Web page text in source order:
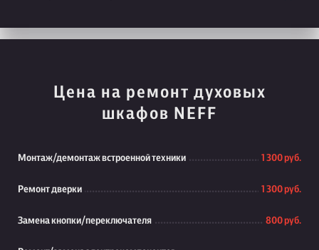
Цена на ремонт духовых
шкафов NEFF
Монтаж/демонтаж встроенной техники 1 300 руб.
Ремонт дверки 1 300 руб.
Замена кнопки/переключателя 800 руб.